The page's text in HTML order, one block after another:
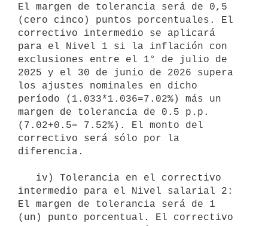
El margen de tolerancia será de 0,5
(cero cinco) puntos porcentuales. El
correctivo intermedio se aplicará
para el Nivel 1 si la inflación con
exclusiones entre el 1° de julio de
2025 y el 30 de junio de 2026 supera
los ajustes nominales en dicho
período (1.033*1.036=7.02%) más un
margen de tolerancia de 0.5 p.p.
(7.02+0.5= 7.52%). El monto del
correctivo será sólo por la
diferencia.
intermedio para el Nivel salarial 2:
El margen de tolerancia será de 1
(un) punto porcentual. El correctivo